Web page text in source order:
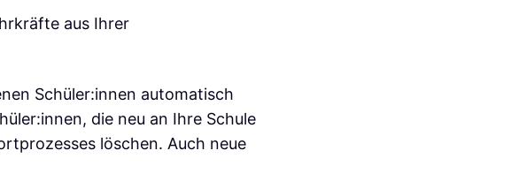
aus Ihrer
Schüler:innen automatisch
die neu an Ihre Schule
löschen. Auch neue